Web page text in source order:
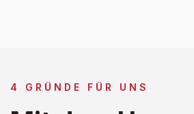
4 GRÜNDE FÜR UNS